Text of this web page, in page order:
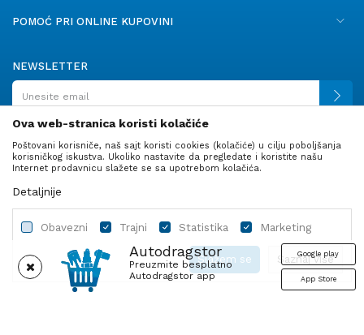
Autodragstor
Preuzmite besplatno
Autodragstor app
Google play
App Store
POMOĆ PRI ONLINE KUPOVINI
NEWSLETTER
PRATITE NAS
Autodelovi Ulje i tečnosti
Ova web-stranica koristi kolačiće
Poštovani korisniče, naš sajt koristi cookies (kolačiće) u cilju poboljšanja
korisničkog iskustva. Ukoliko nastavite da pregledate i koristite našu
Internet prodavnicu slažete se sa upotrebom kolačića.
Detaljnije
Obavezni Trajni Statistika Marketing
Saznaj više
Slažem se